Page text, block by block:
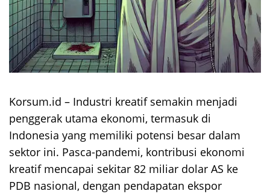
Korsum.id – Industri kreatif semakin menjadi
penggerak utama ekonomi, termasuk di
Indonesia yang memiliki potensi besar dalam
sektor ini. Pasca-pandemi, kontribusi ekonomi
kreatif mencapai sekitar 82 miliar dolar AS ke
PDB nasional, dengan pendapatan ekspor